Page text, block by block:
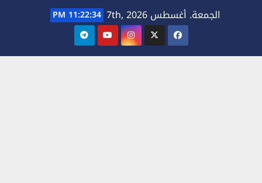
الجمعة. أغسطس 7th, 2026 11:22:34 PM